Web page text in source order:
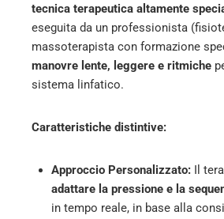
tecnica terapeutica altamente
eseguita da un professionista
massoterapista con formazione
manovre lente, leggere e ritmiche
sistema linfatico.
Caratteristiche distintive:
Approccio Personalizzato: Il
adattare la pressione e la
in tempo reale, in base alla